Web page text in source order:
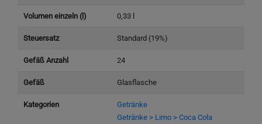
Volumen einzeln (l) 0,33 l
Steuersatz Standard (19%)
Gefäß Anzahl 24
Gefäß Glasflasche
Kategorien
Getränke
Getränke > Limo > Coca Cola